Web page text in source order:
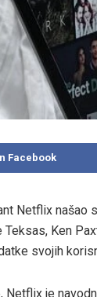
Facebook
Netflix našao
Ken
svojih
Netflix je